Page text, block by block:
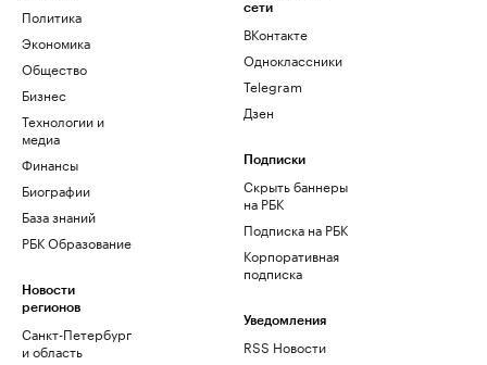
Политика
Экономика
Общество
Бизнес
Технологии и
медиа
Финансы
Биографии
База знаний
РБК Образование
Новости
регионов
Санкт-Петербург
и область
сети
ВКонтакте
Одноклассники
Telegram
Дзен
Подписки
Скрыть баннеры
на РБК
Подписка на РБК
Корпоративная
подписка
Уведомления
RSS Новости